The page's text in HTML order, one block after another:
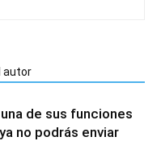
autor
de sus funciones
no podrás enviar